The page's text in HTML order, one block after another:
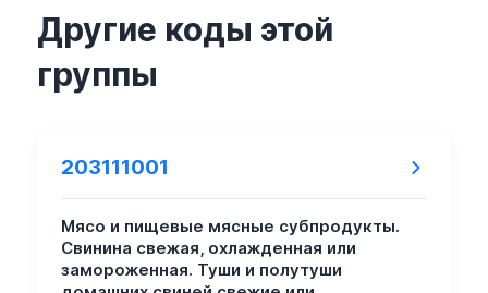
Другие коды этой
группы
203111001
Мясо и пищевые мясные субпродукты.
Свинина свежая, охлажденная или
замороженная. Туши и полутуши